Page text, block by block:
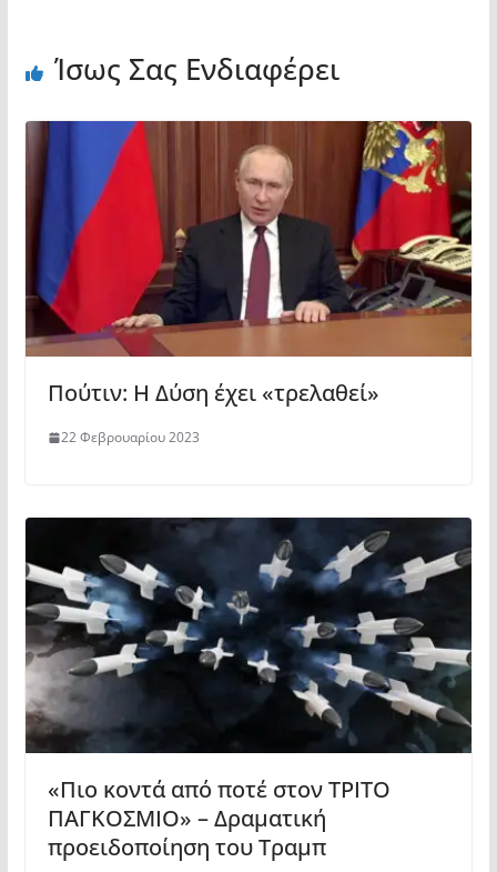
Ίσως Σας Ενδιαφέρει
Πούτιν: Η Δύση έχει «τρελαθεί»
22 Φεβρουαρίου 2023
«Πιο κοντά από ποτέ στον ΤΡΙΤΟ
ΠΑΓΚΟΣΜΙΟ» – Δραματική
προειδοποίηση του Τραμπ